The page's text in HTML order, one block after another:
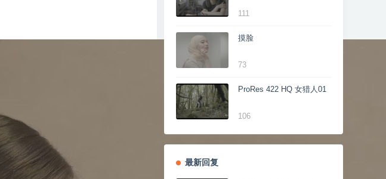
111
摸脸
73
ProRes 422 HQ 女猎人01
106
最新回复